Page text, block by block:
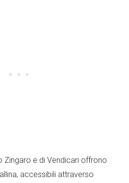
Zingaro e di Vendicari offrono
accessibili attraverso